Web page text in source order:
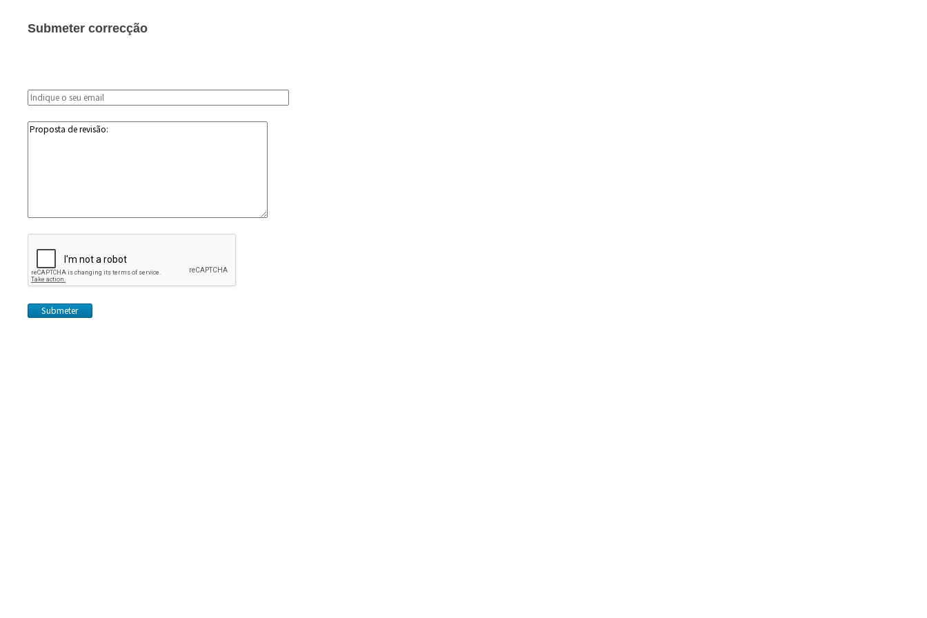
Submeter correcção